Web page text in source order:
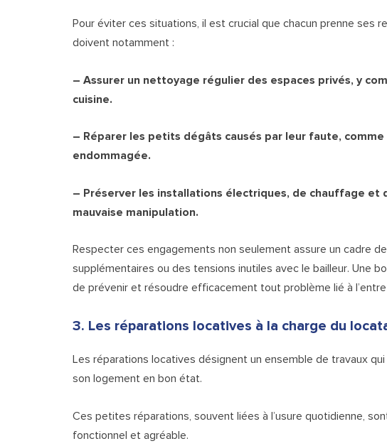
Pour éviter ces situations, il est crucial que chacun prenne ses
doivent notamment :
– Assurer un nettoyage régulier des espaces privés, y
cuisine.
– Réparer les petits dégâts causés par leur faute,
endommagée.
– Préserver les installations électriques, de chauffage et
mauvaise manipulation.
Respecter ces engagements non seulement assure un cadre
supplémentaires ou des tensions inutiles avec le bailleur. Une
de prévenir et résoudre efficacement tout problème lié à
3. Les réparations locatives à la charge du
Les réparations locatives désignent un ensemble de travaux
son logement en bon état.
Ces petites réparations, souvent liées à l’usure quotidienne,
fonctionnel et agréable.